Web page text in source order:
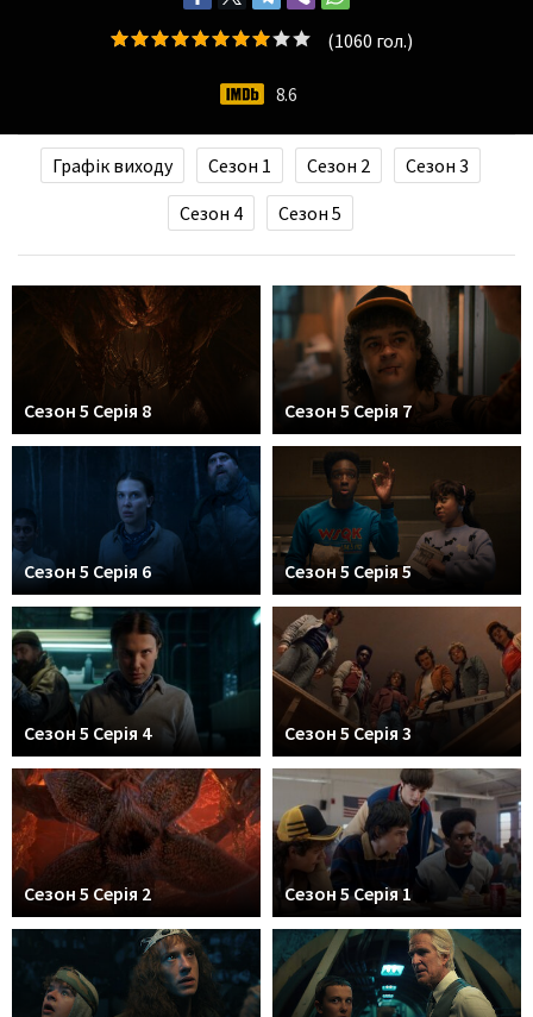
(1060 гол.)
8.6
Графік виходу Сезон 1 Сезон 2
Сезон 3
Сезон 4
Сезон 5
Сезон 5 Серія 8 Сезон 5 Серія 7
Сезон 5 Серія 6 Сезон 5 Серія 5
Сезон 5 Серія 4 Сезон 5 Серія 3
Сезон 5 Серія 2 Сезон 5 Серія 1